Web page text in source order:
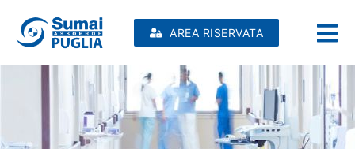
AREA RISERVATA